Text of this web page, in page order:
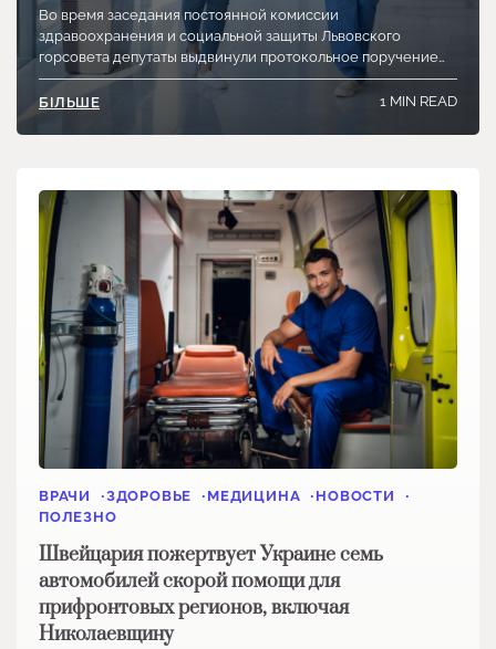
Во время заседания постоянной комиссии
здравоохранения и социальной защиты Львовского
горсовета депутаты выдвинули протокольное поручение…
БІЛЬШЕ 1 MIN READ
ВРАЧИ ЗДОРОВЬЕ МЕДИЦИНА
НОВОСТИ
ПОЛЕЗНО
Швейцария пожертвует Украине семь
автомобилей скорой помощи для
прифронтовых регионов, включая
Николаевщину